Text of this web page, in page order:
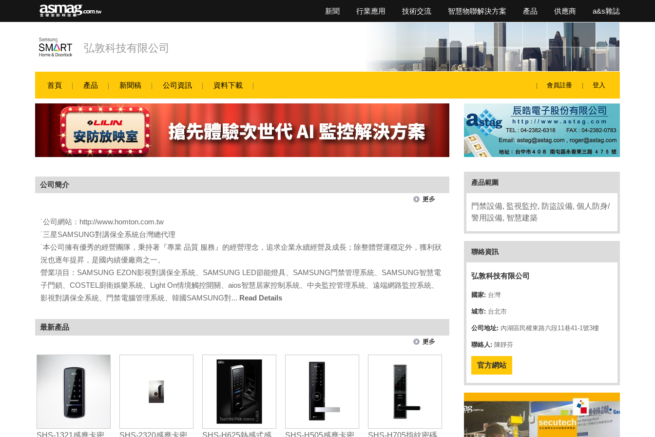
新聞 行業應用 技術交流 智慧物聯解決方案 產品 供應商 a&s雜誌
弘敦科技有限公司
首頁 產品 新聞稿 公司資訊 資料下載 會員註冊 登入
產品範圍
門禁設備, 監視監控, 防盜設備, 個人防身/
警用設備, 智慧建築
聯絡資訊
弘敦科技有限公司
國家: 台灣
城市: 台北市
公司地址: 內湖區民權東路六段11巷41-1號3樓
聯絡人: 陳靜芬
官方網站
公司簡介
˙公司網站：http://www.homton.com.tw
˙三星SAMSUNG對講保全系統台灣總代理
˙本公司擁有優秀的經營團隊，秉持著『專業 品質 服務』的經營理念，追求企業永續經營及成長；除整體營運穩定外，獲利狀
況也逐年提昇，是國內績優廠商之一。
營業項目：SAMSUNG EZON影視對講保全系統、SAMSUNG LED節能燈具、SAMSUNG門禁管理系統、SAMSUNG智慧電
子門鎖、COSTEL廚衛娛樂系統、Light On情境觸控開關、aios智慧居家控制系統、中央監控管理系統、遠端網路監控系統、
影視對講保全系統、門禁電腦管理系統、韓國SAMSUNG對... Read Details
最新產品
SHS-1321感應卡密 SHS-2320感應卡密 SHS-H625熱感式感 SHS-H505感應卡密 SHS-H705指紋密碼